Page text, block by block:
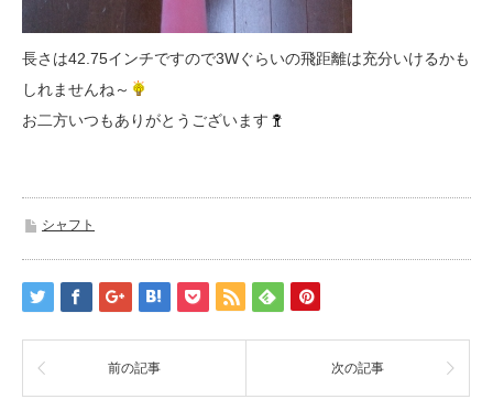
長さは42.75インチですので3Wぐらいの飛距離は充分いけるかも
しれませんね～
お二方いつもありがとうございます
シャフト
前の記事 次の記事